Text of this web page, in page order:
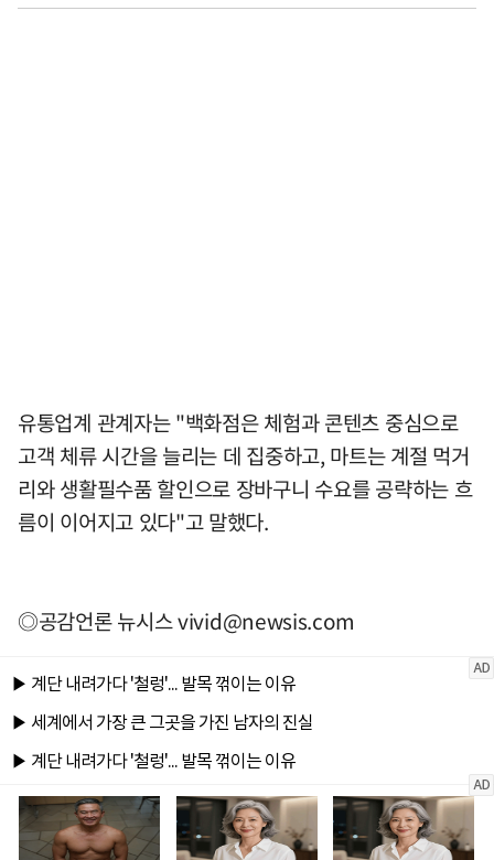
유통업계 관계자는 "백화점은 체험과 콘텐츠 중심으로
고객 체류 시간을 늘리는 데 집중하고, 마트는 계절 먹거
리와 생활필수품 할인으로 장바구니 수요를 공략하는 흐
름이 이어지고 있다"고 말했다.
◎공감언론 뉴시스vivid@newsis.com